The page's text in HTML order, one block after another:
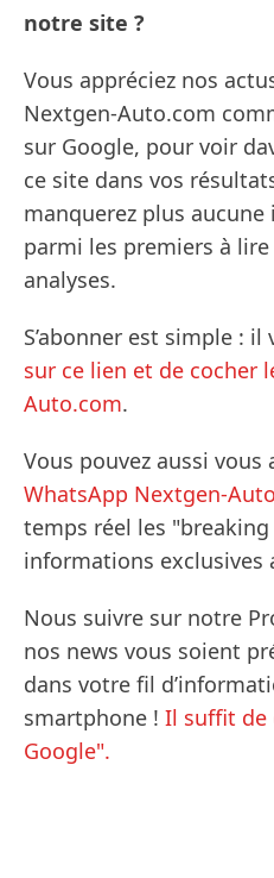
notre site ?
Vous appréciez nos
Nextgen-Auto.com
sur Google, pour voir
ce site dans vos
manquerez plus
parmi les premiers à
analyses.
S’abonner est simple :
sur ce lien et de cocher
Auto.com.
Vous pouvez aussi vous
WhatsApp Nextgen-
temps réel les
informations exclusives
Nous suivre sur notre
nos news vous soient
dans votre fil
smartphone ! Il suffit de
Google".